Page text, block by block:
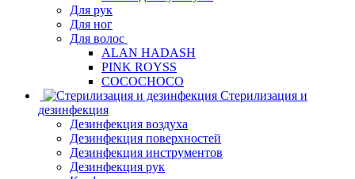
Для рук
Для ног
Для волос
ALAN HADASH
PINK ROYSS
COCOCHOCO
Стерилизация и
дезинфекция
Дезинфекция воздуха
Дезинфекция поверхностей
Дезинфекция инструментов
Дезинфекция рук